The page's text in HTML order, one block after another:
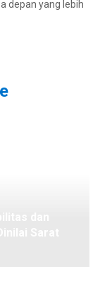
depan yang lebih